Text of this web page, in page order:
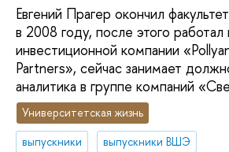
Евгений Прагер окончил
в 2008 году, после этого работал
инвестиционной компании
Partners», сейчас занимает
аналитика в группе компаний
Университетская жизнь
выпускники
выпускники ВШЭ